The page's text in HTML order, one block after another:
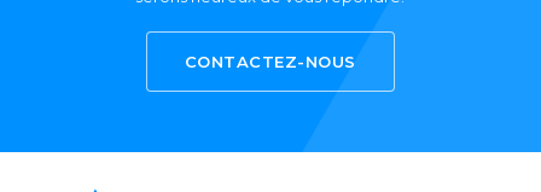
CONTACTEZ-NOUS